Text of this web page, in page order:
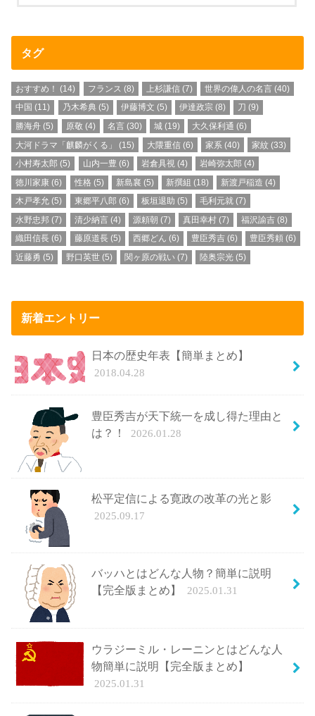
タグ
おすすめ！ (14) フランス (8) 上杉謙信(7) 世界の偉人の名言 (40)
中国 (11) 乃木希典(5) 伊藤博文 (5) 伊達政宗 (8) 刀 (9)
勝海舟 (5) 原敬 (4) 名言(30) 城 (19) 大久保利通 (6)
大河ドラマ「麒麟がくる」
(15) 大隈重信(6) 家系 (40) 家紋 (33)
小村寿太郎 (5) 山内一豊 (6) 岩倉具視(4) 岩崎弥太郎 (4)
徳川家康 (6) 性格 (5) 新島襄 (5) 新撰組 (18) 新渡戸稲造 (4)
木戸孝允 (5) 東郷平八郎 (6) 板垣退助 (5) 毛利元就 (7)
水野忠邦 (7) 清少納言(4) 源頼朝 (7) 真田幸村 (7) 福沢諭吉 (8)
織田信長 (6) 藤原道長(5) 西郷どん (6) 豊臣秀吉 (6) 豊臣秀頼 (6)
近藤勇 (5) 野口英世(5) 関ヶ原の戦い(7) 陸奥宗光 (5)
新着エントリー
日本の歴史年表【簡単まとめ】
2018.04.28
豊臣秀吉が天下統一を成し得た理由と
は？！
2026.01.28
松平定信による寛政の改革の光と影
2025.09.17
バッハとはどんな人物？簡単に説明
【完全版まとめ】
2025.01.31
ウラジーミル・レーニンとはどんな人
物簡単に説明【完全版まとめ】
2025.01.31